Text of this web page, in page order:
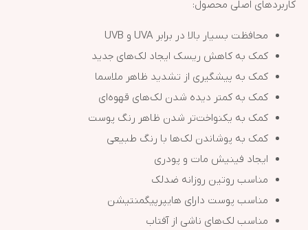
کاربردهای اصلی محصول:
محافظت بسیار بالا در برابر UVA و UVB
کمک به کاهش ریسک ایجاد لک‌های جدید
کمک به پیشگیری از تشدید ظاهر ملاسما
کمک به کمتر دیده شدن لک‌های قهوه‌ای
کمک به یکنواخت‌تر شدن ظاهر رنگ پوست
کمک به پوشاندن لک‌ها با رنگ طبیعی
ایجاد فینیش مات و پودری
مناسب روتین روزانه ضدلک
مناسب پوست دارای هایپرپیگمنتیشن
مناسب لک‌های ناشی از آفتاب